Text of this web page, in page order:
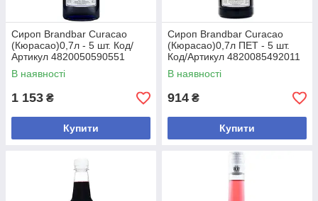
Сироп Brandbar Curacao
(Кюрасао)0,7л - 5 шт. Код/
Артикул 4820050590551
В наявності
1 153 ₴
Купити
Сироп Brandbar Curacao
(Кюрасао)0,7л ПЕТ - 5 шт.
Код/Артикул 4820085492011
В наявності
914 ₴
Купити